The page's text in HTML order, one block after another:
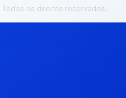
Todos os direitos reservados.